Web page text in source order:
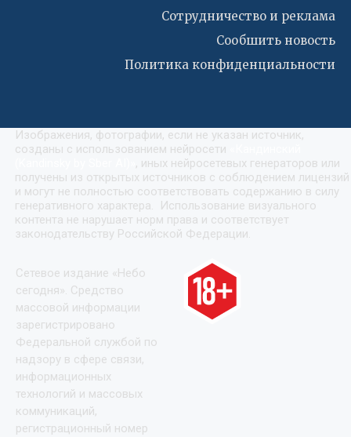
Сотрудничество и реклама
Сообшить новость
Политика конфиденциальности
Изображения, фотографии, если не указан источник,
созданы с использованием нейросети
, иных нейросетевых генераторов или
получены из открытых источников с соблюдением лицензий
и могут не полностью соответствовать содержанию в силу
генеративного характера. Использование визуального
контента не нарушает норм права и соответствует
законодательству Российской Федерации.
Сетевое издание «Небо
сегодня». Средство
массовой информации
зарегистрировано
Федеральной службой по
надзору в сфере связи,
информационных
технологий и массовых
коммуникаций,
регистрационный номер